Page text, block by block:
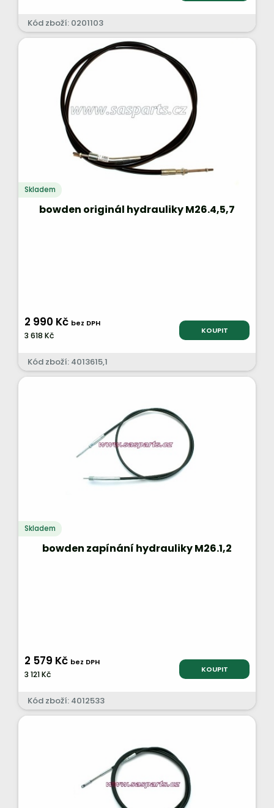
Kód zboží: 0201103
Skladem
bowden originál hydrauliky M26.4,5,7
2 990 Kč bez DPH
3 618 Kč KOUPIT
Kód zboží: 4013615,1
Skladem
bowden zapínání hydrauliky M26.1,2
2 579 Kč bez DPH
3 121 Kč KOUPIT
Kód zboží: 4012533